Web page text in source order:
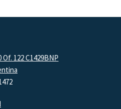
122 C1429BNP